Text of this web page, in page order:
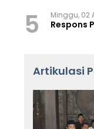
5 Minggu, 02
Respons
Artikulasi